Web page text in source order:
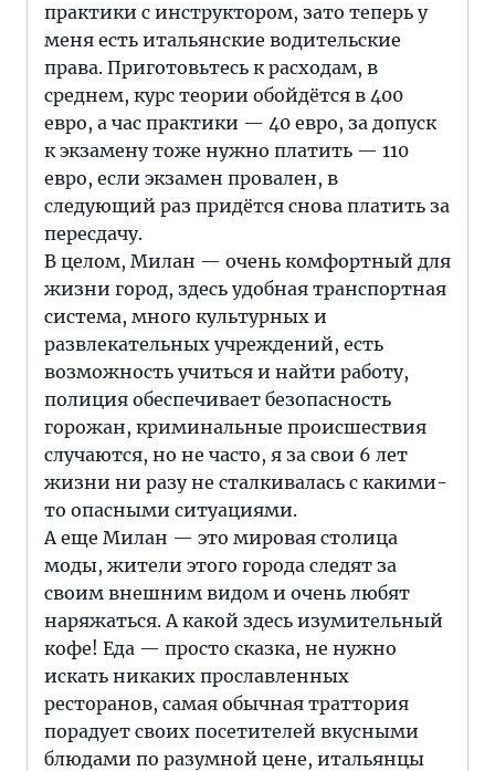
практики с инструктором, зато теперь у
меня есть итальянские водительские
права. Приготовьтесь к расходам, в
среднем, курс теории обойдётся в 400
евро, а час практики — 40 евро, за допуск
к экзамену тоже нужно платить — 110
евро, если экзамен провален, в
следующий раз придётся снова платить за
пересдачу.
В целом, Милан — очень комфортный для
жизни город, здесь удобная транспортная
система, много культурных и
развлекательных учреждений, есть
возможность учиться и найти работу,
полиция обеспечивает безопасность
горожан, криминальные происшествия
случаются, но не часто, я за свои 6 лет
жизни ни разу не сталкивалась с какими-
то опасными ситуациями.
А еще Милан — это мировая столица
моды, жители этого города следят за
своим внешним видом и очень любят
наряжаться. А какой здесь изумительный
кофе! Еда — просто сказка, не нужно
искать никаких прославленных
ресторанов, самая обычная траттория
порадует своих посетителей вкусными
блюдами по разумной цене, итальянцы